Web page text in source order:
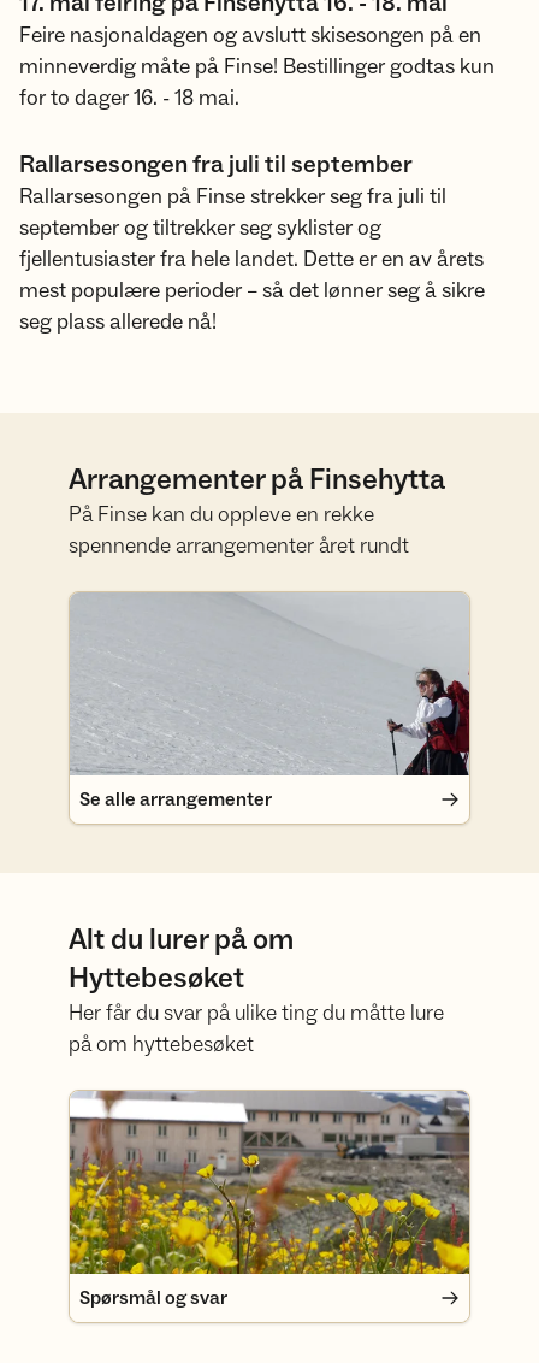
Feire nasjonaldagen og avslutt skisesongen på en
minneverdig måte på Finse! Bestillinger godtas kun
for to dager 16. - 18 mai.
Rallarsesongen fra juli til september
Rallarsesongen på Finse strekker seg fra juli til
september og tiltrekker seg syklister og
fjellentusiaster fra hele landet. Dette er en av årets
mest populære perioder – så det lønner seg å sikre
seg plass allerede nå!
Arrangementer på Finsehytta
På Finse kan du oppleve en rekke
spennende arrangementer året rundt
Se alle arrangementer
Se alle arrangementer
Alt du lurer på om
Hyttebesøket
Her får du svar på ulike ting du måtte lure
på om hyttebesøket
Spørsmål og svar
Spørsmål og svar